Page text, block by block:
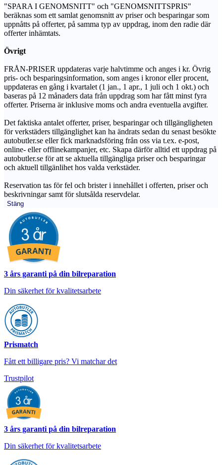
"SPARA I GENOMSNITT" och "GENOMSNITTSPRIS"
beräknas som ett samlat genomsnitt av priser och besparingar som
uppnåtts på offerter, på samma typ av uppdrag, inom den radie där
offerter inhämtats.
Övrigt
FRÅN-PRISER uppdateras varje halvtimme och anges i kr. Övrig
pris- och besparingsinformation, som anges i kronor eller procent,
uppdateras en gång i kvartalet (1 jan., 1 apr., 1 juli och 1 okt.) och
baseras på 12 månaders data från uppdrag som har fått minst fyra
offerter. Priserna är inklusive moms och andra eventuella avgifter.
Det faktiska antalet offerter, priser, besparingar och tillgängligheten
för verkstäders tillgänglighet kan ha ändrats sedan du senast besökte
autobutler.se eller fick marknadsföring från oss via t.ex. e-post,
online- eller offlinekampanjer, etc. Skapa därför alltid ett uppdrag på
autobutler.se för att se aktuella tillgängliga priser och besparingar
och aktuell tillgänlihet hos valda verkstäder.
Reservation tas för fel och brister i innehållet i offerten, priser och
beskrivningar samt för slutsålda reservdelar.
Stäng
3 års garanti på din bilreparation
Din säkerhet för kvalitetsarbete
Prismatch
Fått ett billigare pris? Vi matchar det
Trustpilot
3 års garanti på din bilreparation
Din säkerhet för kvalitetsarbete